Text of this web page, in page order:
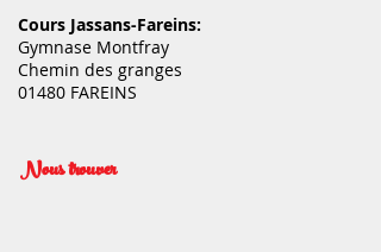
Cours Jassans-Fareins:
Gymnase Montfray
Chemin des granges
01480 FAREINS
Nous trouver